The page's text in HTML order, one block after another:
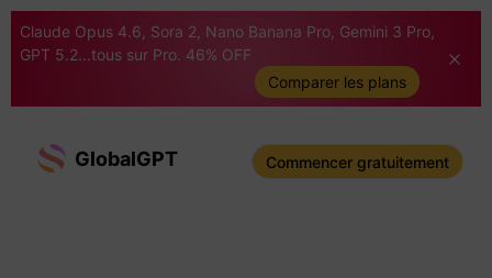
Claude Opus 4.6, Sora 2, Nano Banana Pro, Gemini 3 Pro,
GPT 5.2...tous sur Pro. 46% OFF
Comparer les plans
GlobalGPT Commencer gratuitement